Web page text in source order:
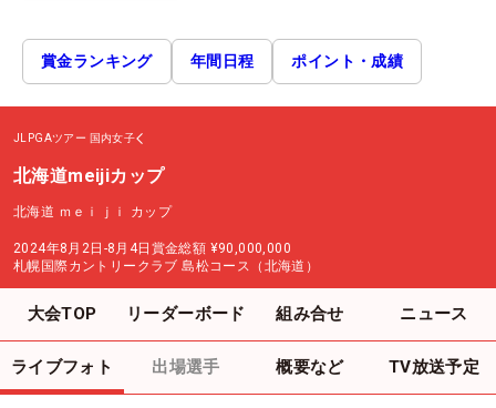
賞金ランキング 年間日程 ポイント・成績
JLPGAツアー 国内女子
北海道meijiカップ
北海道 ｍｅｉｊｉ カップ
2024年8月2日-8月4日 賞金総額 ¥90,000,000
札幌国際カントリークラブ 島松コース（北海道）
大会TOP リーダーボード 組み合せ ニュース
ライブフォト 出場選手 概要など TV放送予定